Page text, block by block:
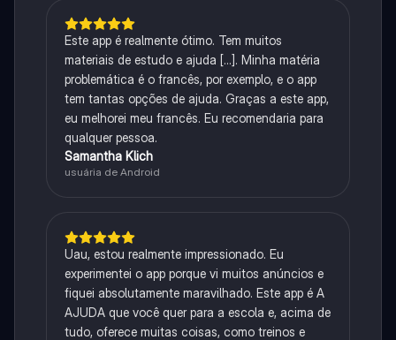
Este app é realmente ótimo. Tem muitos
materiais de estudo e ajuda [...]. Minha matéria
problemática é o francês, por exemplo, e o app
tem tantas opções de ajuda. Graças a este app,
eu melhorei meu francês. Eu recomendaria para
qualquer pessoa.
Samantha Klich
usuária de Android
Uau, estou realmente impressionado. Eu
experimentei o app porque vi muitos anúncios e
fiquei absolutamente maravilhado. Este app é A
AJUDA que você quer para a escola e, acima de
tudo, oferece muitas coisas, como treinos e